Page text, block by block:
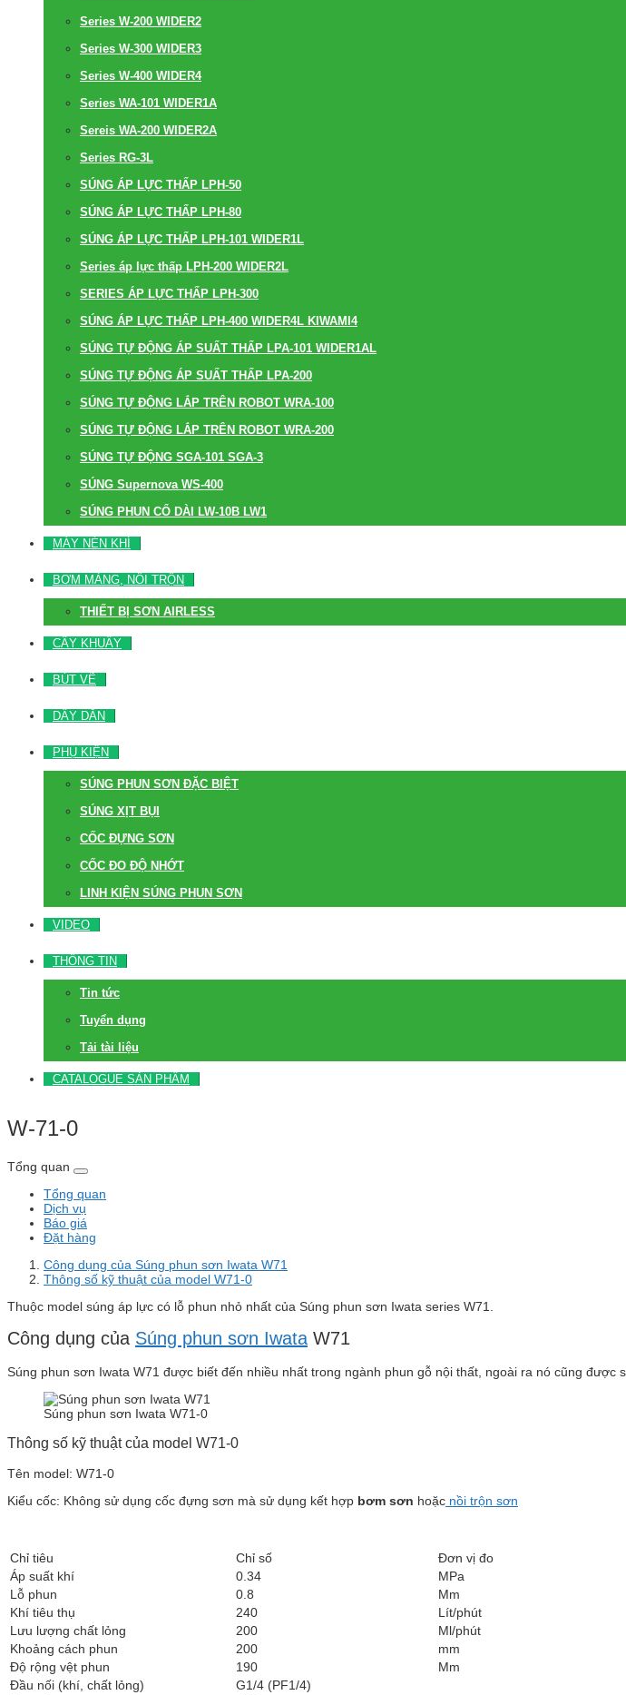
Series W-200 WIDER2
Series W-300 WIDER3
Series W-400 WIDER4
Series WA-101 WIDER1A
Sereis WA-200 WIDER2A
Series RG-3L
SÚNG ÁP LỰC THẤP LPH-50
SÚNG ÁP LỰC THẤP LPH-80
SÚNG ÁP LỰC THẤP LPH-101 WIDER1L
Series áp lực thấp LPH-200 WIDER2L
SERIES ÁP LỰC THẤP LPH-300
SÚNG ÁP LỰC THẤP LPH-400 WIDER4L KIWAMI4
SÚNG TỰ ĐỘNG ÁP SUẤT THẤP LPA-101 WIDER1AL
SÚNG TỰ ĐỘNG ÁP SUẤT THẤP LPA-200
SÚNG TỰ ĐỘNG LẮP TRÊN ROBOT WRA-100
SÚNG TỰ ĐỘNG LẮP TRÊN ROBOT WRA-200
SÚNG TỰ ĐỘNG SGA-101 SGA-3
SÚNG Supernova WS-400
SÚNG PHUN CỔ DÀI LW-10B LW1
MÁY NÉN KHÍ
BƠM MÀNG, NỒI TRỘN
THIẾT BỊ SƠN AIRLESS
CÂY KHUẤY
BÚT VẼ
DÂY DẪN
PHỤ KIỆN
SÚNG PHUN SƠN ĐẶC BIỆT
SÚNG XỊT BỤI
CỐC ĐỰNG SƠN
CỐC ĐO ĐỘ NHỚT
LINH KIỆN SÚNG PHUN SƠN
VIDEO
THÔNG TIN
Tin tức
Tuyển dụng
Tải tài liệu
CATALOGUE SẢN PHẨM
W-71-0
Tổng quan
Tổng quan
Dịch vụ
Báo giá
Đặt hàng
Công dụng của Súng phun sơn Iwata W71
Thông số kỹ thuật của model W71-0
Thuộc model súng áp lực có lỗ phun nhỏ nhất của Súng phun sơn Iwata series W71.
Công dụng của Súng phun sơn IwataW71
Súng phun sơn Iwata W71 được biết đến nhiều nhất trong ngành phun gỗ nội thất, ngoài ra nó cũng
Súng phun sơn Iwata W71-0
Thông số kỹ thuật của model W71-0
Tên model: W71-0
Kiểu cốc: Không sử dụng cốc đựng sơn mà sử dụng kết hợp bơm sơn hoặc nồi trộn sơn
Chỉ tiêu Chỉ số
Đơn vị đo
Áp suất khí
0.34
MPa
Lỗ phun
0.8
Mm
Khí tiêu thụ
240
Lít/phút
Lưu lượng chất lỏng
200
Ml/phút
Khoảng cách phun
200
mm
Độ rộng vệt phun
190
Mm
Đầu nối (khí, chất lỏng)
G1/4 (PF1/4)